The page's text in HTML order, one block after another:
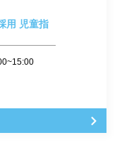
用 児童指